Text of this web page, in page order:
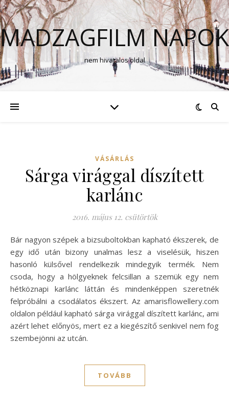
MADZAGFILM NAPOK
nem hivatalos oldal
VÁSÁRLÁS
Sárga virággal díszített
karlánc
2016. május 12. csütörtök
Bár nagyon szépek a bizsuboltokban kapható ékszerek, de
egy idő után bizony unalmas lesz a viselésük, hiszen
hasonló külsővel rendelkezik mindegyik termék. Nem
csoda, hogy a hölgyeknek felcsillan a szemük egy nem
hétköznapi karlánc láttán és mindenképpen szeretnék
felpróbálni a csodálatos ékszert. Az amarisflowellery.com
oldalon például kapható sárga virággal díszített karlánc, ami
azért lehet előnyös, mert ez a kiegészítő senkivel nem fog
szembejönni az utcán.
TOVÁBB